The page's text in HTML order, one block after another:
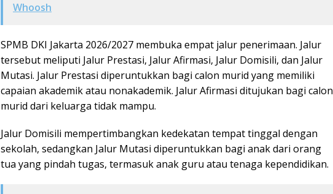
Whoosh
SPMB DKI Jakarta 2026/2027 membuka empat jalur penerimaan. Jalur
tersebut meliputi Jalur Prestasi, Jalur Afirmasi, Jalur Domisili, dan Jalur
Mutasi. Jalur Prestasi diperuntukkan bagi calon murid yang memiliki
capaian akademik atau nonakademik. Jalur Afirmasi ditujukan bagi calon
murid dari keluarga tidak mampu.
Jalur Domisili mempertimbangkan kedekatan tempat tinggal dengan
sekolah, sedangkan Jalur Mutasi diperuntukkan bagi anak dari orang
tua yang pindah tugas, termasuk anak guru atau tenaga kependidikan.